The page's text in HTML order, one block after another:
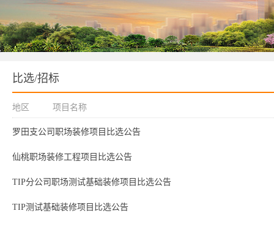
比选/招标
地区 项目名称
罗田支公司职场装修项目比选公告
仙桃职场装修工程项目比选公告
TIP分公司职场测试基础装修项目比选公告
TIP测试基础装修项目比选公告